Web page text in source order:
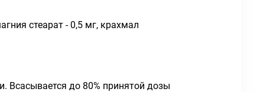
стеарат - 0,5 мг, крахмал
Всасывается до 80% принятой дозы